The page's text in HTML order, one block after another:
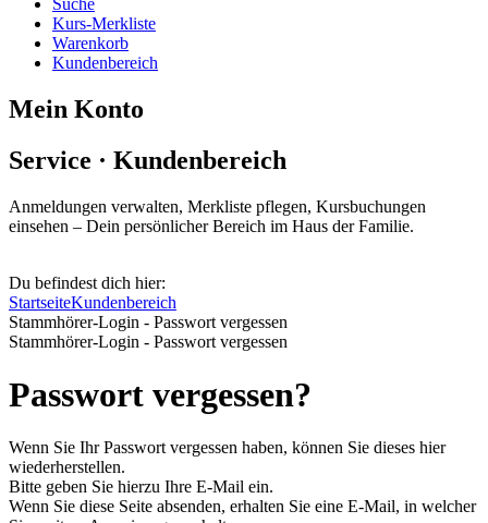
Kurs-Merkliste
Warenkorb
Kundenbereich
Mein Konto
Service · Kundenbereich
Anmeldungen verwalten, Merkliste pflegen, Kursbuchungen
einsehen – Dein persönlicher Bereich im Haus der Familie.
Du befindest dich hier:
StartseiteKundenbereich
Stammhörer-Login - Passwort vergessen
Stammhörer-Login - Passwort vergessen
Passwort vergessen?
Wenn Sie Ihr Passwort vergessen haben, können Sie dieses hier
wiederherstellen.
Bitte geben Sie hierzu Ihre E-Mail ein.
Wenn Sie diese Seite absenden, erhalten Sie eine E-Mail, in welcher